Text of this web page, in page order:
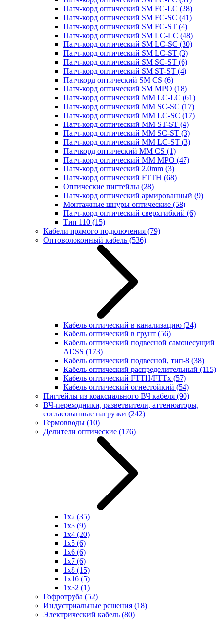
Патч-корд оптический SM FC-LC (28)
Патч-корд оптический SM FC-SC (41)
Патч-корд оптический SM FC-ST (4)
Патч-корд оптический SM LC-LC (48)
Патч-корд оптический SM LC-SC (30)
Патч-корд оптический SM LC-ST (3)
Патч-корд оптический SM SC-ST (6)
Патч-корд оптический SM ST-ST (4)
Патчкорд оптический SM CS (6)
Патч-корд оптический SM MPO (18)
Патч-корд оптический MM LC-LC (61)
Патч-корд оптический MM SC-SC (17)
Патч-корд оптический MM LC-SC (17)
Патч-корд оптический MM ST-ST (4)
Патч-корд оптический MM SC-ST (3)
Патч-корд оптический MM LC-ST (3)
Патчкорд оптический MM CS (1)
Патч-корд оптический MM MPO (47)
Патч-корд оптический 2.0mm (3)
Патч-корд оптический FTTH (68)
Оптические пигтейлы (28)
Патч-корд оптический армированный (9)
Монтажные шнуры оптические (58)
Патч-корд оптический сверхгибкий (6)
Тип 110 (15)
Кабели прямого подключения (79)
Оптоволоконный кабель (536)
Кабель оптический в канализацию (24)
Кабель оптический в грунт (56)
Кабель оптический подвесной самонесущий
ADSS (173)
Кабель оптический подвесной, тип-8 (38)
Кабель оптический распределительный (115)
Кабель оптический FTTH/FTTx (57)
Кабель оптический огнестойкий (54)
Пигтейлы из коаксиального ВЧ кабеля (90)
ВЧ-переходники, разветвители, аттенюаторы,
согласованные нагрузки (242)
Гермовводы (10)
Делители оптические (176)
1x2 (35)
1x3 (9)
1x4 (20)
1x5 (6)
1x6 (6)
1x7 (6)
1x8 (15)
1x16 (5)
1x32 (1)
Гофротруба (52)
Индустриальные решения (18)
Электрический кабель (80)